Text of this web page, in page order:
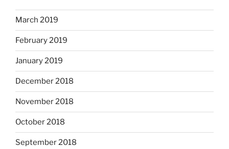
March 2019
February 2019
January 2019
December 2018
November 2018
October 2018
September 2018